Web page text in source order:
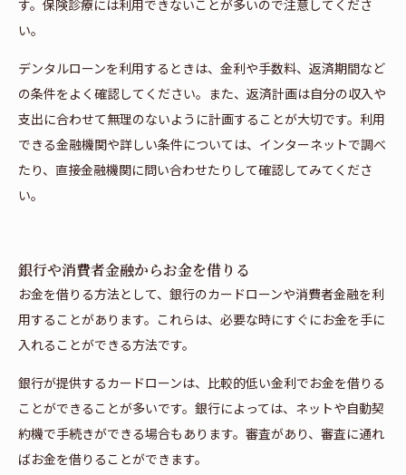
す。保険診療には利用できないことが多いので注意してくださ
い。
デンタルローンを利用するときは、金利や手数料、返済期間など
の条件をよく確認してください。また、返済計画は自分の収入や
支出に合わせて無理のないように計画することが大切です。利用
できる金融機関や詳しい条件については、インターネットで調べ
たり、直接金融機関に問い合わせたりして確認してみてくださ
い。
銀行や消費者金融からお金を借りる
お金を借りる方法として、銀行のカードローンや消費者金融を利
用することがあります。これらは、必要な時にすぐにお金を手に
入れることができる方法です。
銀行が提供するカードローンは、比較的低い金利でお金を借りる
ことができることが多いです。銀行によっては、ネットや自動契
約機で手続きができる場合もあります。審査があり、審査に通れ
ばお金を借りることができます。